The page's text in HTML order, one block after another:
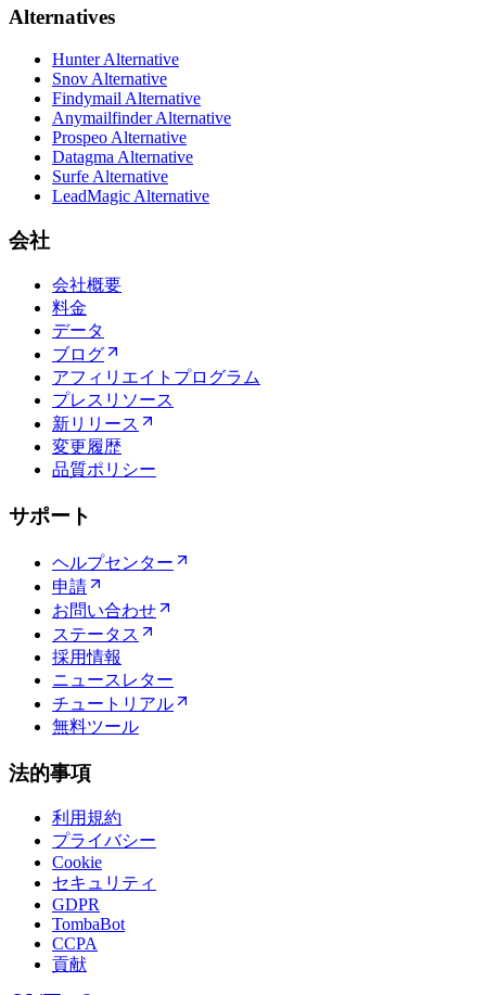
Alternatives
Hunter Alternative
Snov Alternative
Findymail Alternative
Anymailfinder Alternative
Prospeo Alternative
Datagma Alternative
Surfe Alternative
LeadMagic Alternative
会社
会社概要
料金
データ
ブログ
アフィリエイトプログラム
プレスリソース
新リリース
変更履歴
品質ポリシー
サポート
ヘルプセンター
申請
お問い合わせ
ステータス
採用情報
ニュースレター
チュートリアル
無料ツール
法的事項
利用規約
プライバシー
Cookie
セキュリティ
GDPR
TombaBot
CCPA
貢献